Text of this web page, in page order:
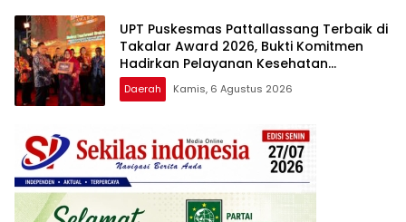
UPT Puskesmas Pattallassang Terbaik di
Takalar Award 2026, Bukti Komitmen
Hadirkan Pelayanan Kesehatan
Berkualitas
Daerah Kamis, 6 Agustus 2026